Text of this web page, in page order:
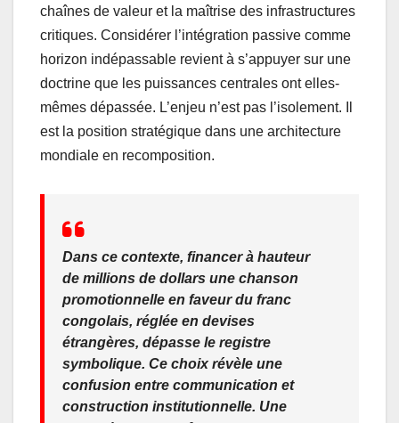
chaînes de valeur et la maîtrise des infrastructures
critiques. Considérer l’intégration passive comme
horizon indépassable revient à s’appuyer sur une
doctrine que les puissances centrales ont elles-
mêmes dépassée. L’enjeu n’est pas l’isolement. Il
est la position stratégique dans une architecture
mondiale en recomposition.
Dans ce contexte, financer à hauteur
de millions de dollars une chanson
promotionnelle en faveur du franc
congolais, réglée en devises
étrangères, dépasse le registre
symbolique. Ce choix révèle une
confusion entre communication et
construction institutionnelle. Une